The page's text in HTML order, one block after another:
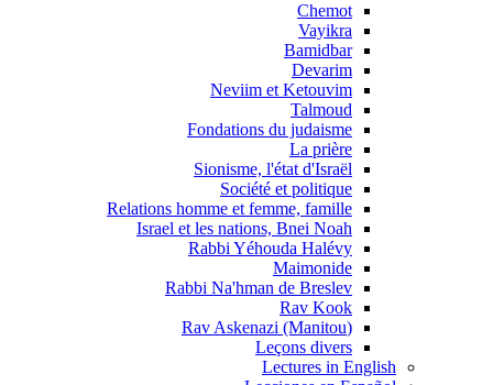
Chemot
Vayikra
Bamidbar
Devarim
Neviim et Ketouvim
Talmoud
Fondations du judaisme
La prière
Sionisme, l'état d'Israël
Société et politique
Relations homme et femme, famille
Israel et les nations, Bnei Noah
Rabbi Yéhouda Halévy
Maimonide
Rabbi Na'hman de Breslev
Rav Kook
(Rav Askenazi (Manitou
Leçons divers
Lectures in English